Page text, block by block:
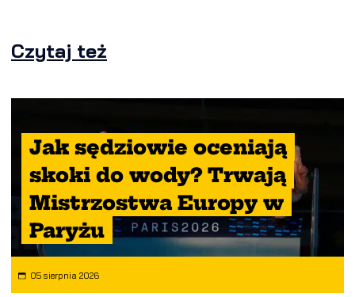
Czytaj też
Jak sędziowie oceniają
skoki do wody? Trwają
Mistrzostwa Europy w
Paryżu
05 sierpnia 2026